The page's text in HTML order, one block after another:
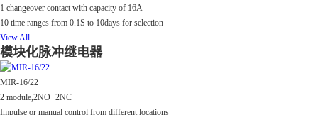
1 changeover contact with capacity of 16A
10 time ranges from 0.1S to 10days for selection
View All
模块化脉冲继电器
MIR-16/22
2 module,2NO+2NC
Impulse or manual control from different locations